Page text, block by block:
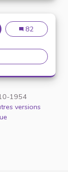
BLEUEUniversité
82
1954
versions